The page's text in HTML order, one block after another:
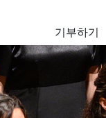
기부하기